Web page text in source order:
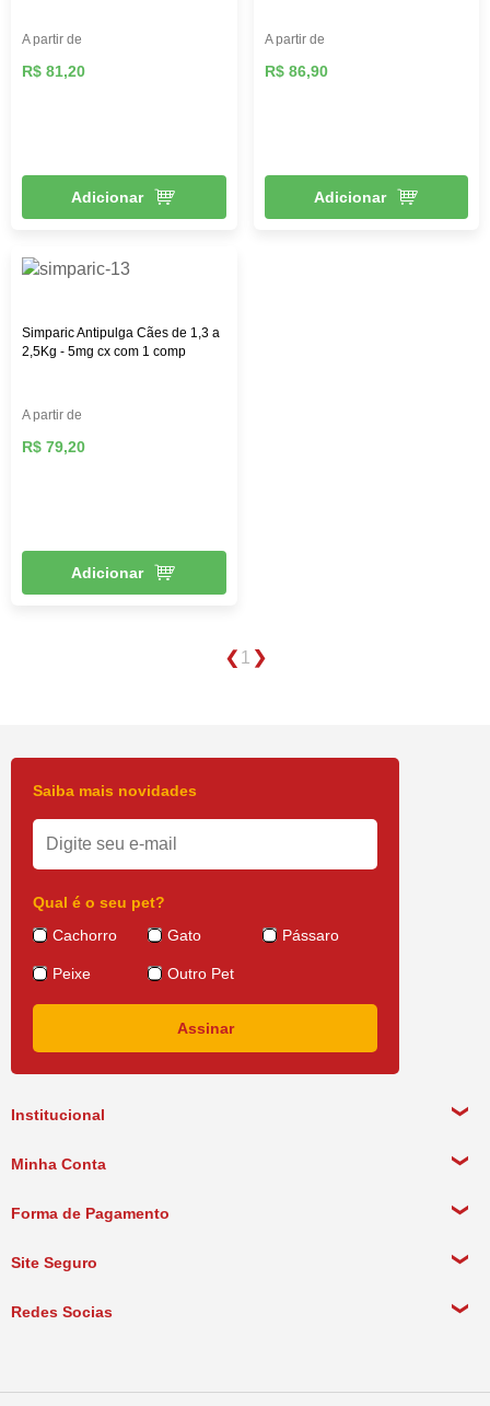
A partir de
R$ 81,20
Adicionar
A partir de
R$ 86,90
Adicionar
Simparic Antipulga Cães de 1,3 a
2,5Kg - 5mg cx com 1 comp
A partir de
R$ 79,20
Adicionar
1
Institucional
Política de Pagamento
Política de Entrega
Minha Conta
Forma de Pagamento
Site Seguro
Redes Socias
Saiba mais novidades
Qual é o seu pet?
Cachorro
Gato Pássaro
Peixe Outro Pet